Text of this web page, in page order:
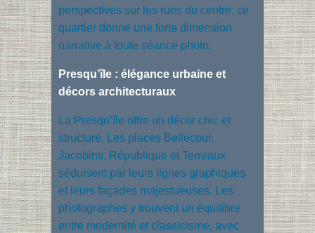
perspectives sur les rues du centre, ce
quartier donne une forte dimension
narrative à toute séance photo.
Presqu’île : élégance urbaine et
décors architecturaux
La Presqu’île offre un décor chic et
structuré. Les places Bellecour,
Jacobins, République et Terreaux
séduisent par leurs lignes graphiques
et leurs façades majestueuses. Les
photographes y trouvent un équilibre
entre modernité et classicisme, avec